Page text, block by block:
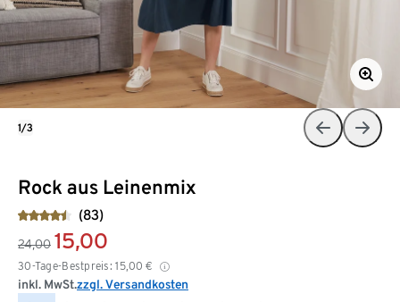
Rock aus Leinenmix
(83)
24,00 15,00
30-Tage-Bestpreis: 15,00 €
inkl. MwSt.zzgl. Versandkosten
1/3